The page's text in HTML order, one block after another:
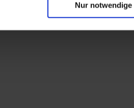
Nur notwendige